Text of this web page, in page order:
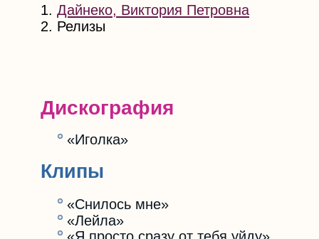
1. Дайнеко, Виктория Петровна
2. Релизы
Дискография
«Иголка»
Клипы
«Снилось мне»
«Лейла»